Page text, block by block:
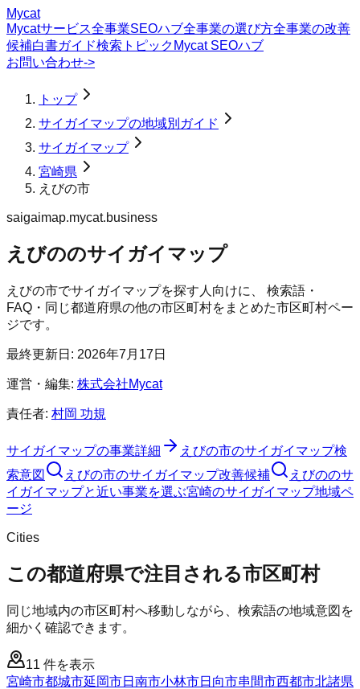
Mycat
Mycatサービス全事業SEOハブ全事業の選び方全事業の改善
候補白書ガイド検索トピック Mycat SEOハブ
お問い合わせ->
トップ
サイガイマップの地域別ガイド
サイガイマップ
宮崎県
えびの市
saigaimap.mycat.business
えびののサイガイマップ
えびの市でサイガイマップを探す人向けに、 検索語・
FAQ・同じ都道府県の他の市区町村をまとめた市区町村ペー
ジです。
最終更新日: 2026年7月17日
運営・編集: 株式会社Mycat
責任者: 村岡 功規
サイガイマップの事業詳細 えびの市のサイガイマップ検
索意図
えびの市のサイガイマップ改善候補
えびののサ
イガイマップと近い事業を選ぶ宮崎のサイガイマップ地域ペ
ージ
Cities
この都道府県で注目される市区町村
同じ地域内の市区町村へ移動しながら、検索語の地域意図を
細かく確認できます。
11 件を表示
宮崎市都城市延岡市日南市小林市日向市串間市西都市北諸県